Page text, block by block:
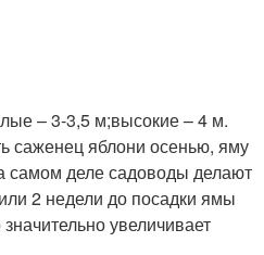
– 3-3,5 м;высокие – 4 м.
саженец яблони осенью, яму
самом деле садоводы делают
2 недели до посадки ямы
увеличивает